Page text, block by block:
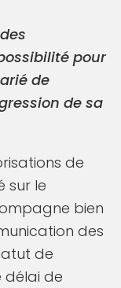
pour
de
de sa
de
sur le
bien
des
de
délai de